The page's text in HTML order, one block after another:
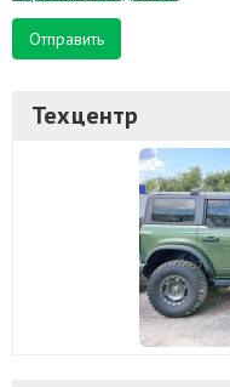
Отправить
Техцентр